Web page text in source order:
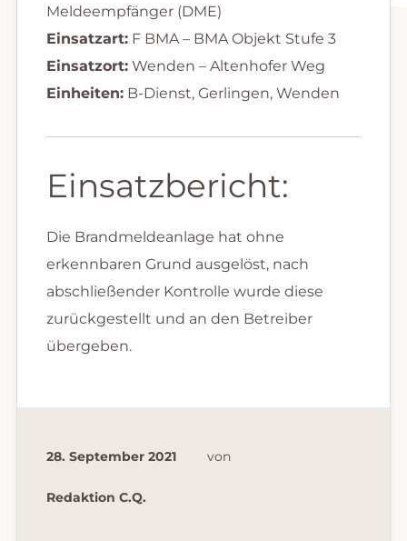
Meldeempfänger (DME)
Einsatzart:F BMA – BMA Objekt Stufe 3
Einsatzort:Wenden – Altenhofer Weg
Einheiten:B-Dienst, Gerlingen, Wenden
Einsatzbericht:
Die Brandmeldeanlage hat ohne
erkennbaren Grund ausgelöst, nach
abschließender Kontrolle wurde diese
zurückgestellt und an den Betreiber
übergeben.
28. September 2021 von
Redaktion C.Q.